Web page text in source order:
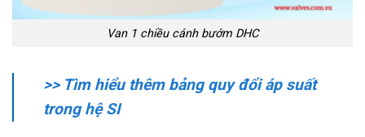
Van 1 chiều cánh bướm DHC
>> Tìm hiểu thêm bảng quy đổi áp suất
trong hệ SI